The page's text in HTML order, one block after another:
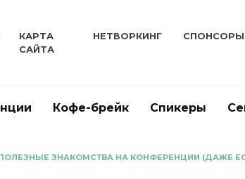
КАРТА
САЙТА
НЕТВОРКИНГ СПОНСОРЫ
Кофе-брейк Спикеры
ПОЛЕЗНЫЕ ЗНАКОМСТВА НА КОНФЕРЕНЦИИ (ДАЖЕ